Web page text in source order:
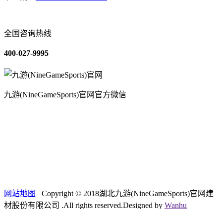
全国咨询热线
400-027-9995
九游(NineGameSports)官网官方微信
网站地图
Copyright © 2018湖北九游(NineGameSports)官网建
材股份有限公司 .All rights reserved.Designed by Wanhu